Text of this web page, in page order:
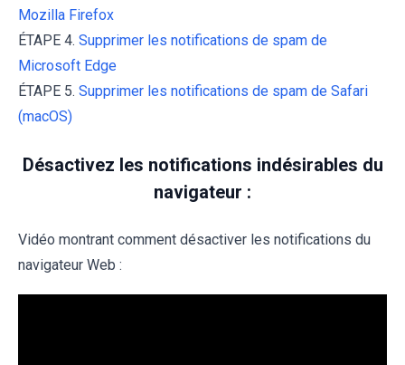
Mozilla Firefox
ÉTAPE 4. Supprimer les notifications de spam de
Microsoft Edge
ÉTAPE 5. Supprimer les notifications de spam de Safari
(macOS)
Désactivez les notifications indésirables du
navigateur :
Vidéo montrant comment désactiver les notifications du
navigateur Web :